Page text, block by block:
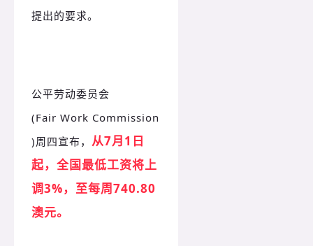
提出的要求。
公平劳动委员会
(Fair Work Commission
)周四宣布， 从7月1日
起，全国最低工资将上
调3%，至每周740.80
澳元。